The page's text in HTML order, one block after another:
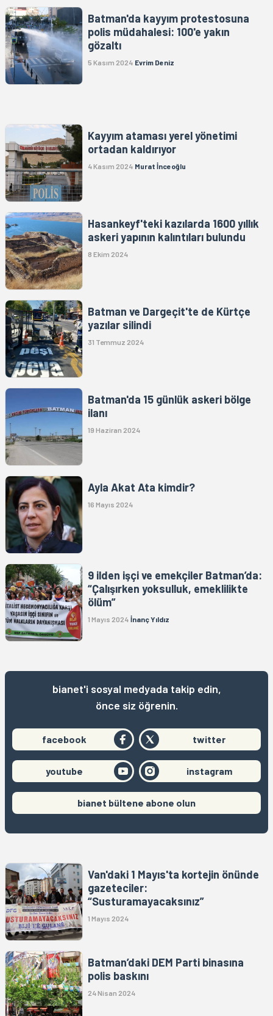
Batman'da kayyım protestosuna
polis müdahalesi: 100'e yakın
gözaltı
5 Kasım 2024 Evrim Deniz
Kayyım ataması yerel yönetimi
ortadan kaldırıyor
4 Kasım 2024 Murat İnceoğlu
Hasankeyf'teki kazılarda 1600 yıllık
askeri yapının kalıntıları bulundu
8 Ekim 2024
Batman ve Dargeçit'te de Kürtçe
yazılar silindi
31 Temmuz 2024
Batman'da 15 günlük askeri bölge
ilanı
19 Haziran 2024
Ayla Akat Ata kimdir?
16 Mayıs 2024
9 ilden işçi ve emekçiler Batman’da:
“Çalışırken yoksulluk, emeklilikte
ölüm”
1 Mayıs 2024 İnanç Yıldız
bianet'i sosyal medyada takip edin,
önce siz öğrenin.
facebook twitter
youtube instagram
bianet bültene abone olun
Van'daki 1 Mayıs'ta kortejin önünde
gazeteciler:
“Susturamayacaksınız”
1 Mayıs 2024
Batman’daki DEM Parti binasına
polis baskını
24 Nisan 2024